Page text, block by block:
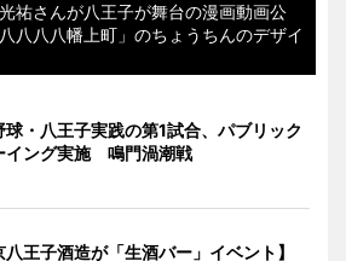
祐さんが八王子が舞台の漫画動画公
八八八幡上町」のちょうちんのデザイ
球・八王子実践の第1試合、パブリック
イング実施 鳴門渦潮戦
八王子酒造が「生酒バー」イベント】